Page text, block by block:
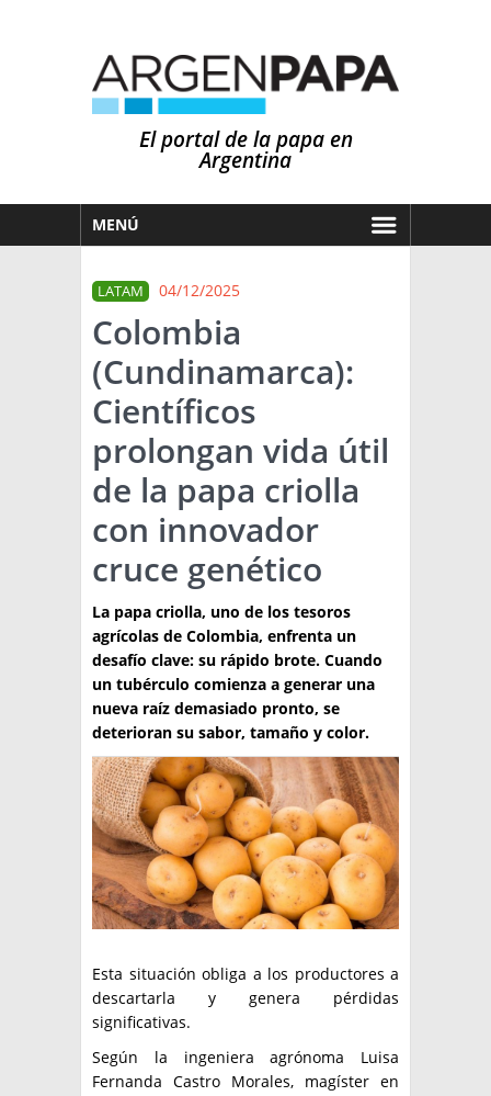
El portal de la papa en
Argentina
MENÚ
MERCADOS
NOTICIAS
EN ESPAÑOL
OTROS IDIOMAS
PRONÓSTICO
LLUVIAS
ARGENTINA
EL MUNDO
TÉCNICA
PRODUCCION
CLASIFICADOS
INTERES GENERAL
LA PAPA
RESOLUCIONES Y NORMATIVAS
ENLACES
ARGENPAPA
PUBLICIDAD
QUIENES SOMOS
CONTACTO
BUSCAR NOTICIAS
BUSCAR
LATAM 04/12/2025
Colombia
(Cundinamarca):
Científicos
prolongan vida útil
de la papa criolla
con innovador
cruce genético
La papa criolla, uno de los tesoros
agrícolas de Colombia, enfrenta un
desafío clave: su rápido brote. Cuando
un tubérculo comienza a generar una
nueva raíz demasiado pronto, se
deterioran su sabor, tamaño y color.
Esta situación obliga a los productores a
descartarla y genera pérdidas
significativas.
Según la ingeniera agrónoma Luisa
Fernanda Castro Morales, magíster en